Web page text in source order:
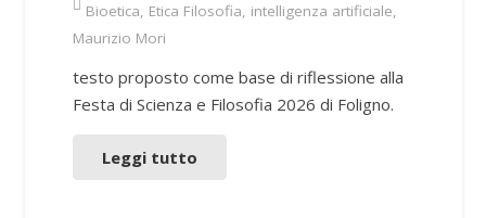
Bioetica, Etica Filosofia, intelligenza artificiale,
Maurizio Mori
testo proposto come base di riflessione alla
Festa di Scienza e Filosofia 2026 di Foligno.
Leggi tutto